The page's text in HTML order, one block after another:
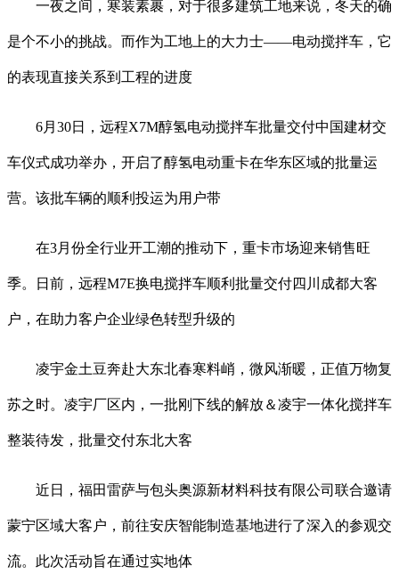
一夜之间，寒装素裹，对于很多建筑工地来说，冬天的确
是个不小的挑战。而作为工地上的大力士——电动搅拌车，它
的表现直接关系到工程的进度
6月30日，远程X7M醇氢电动搅拌车批量交付中国建材交
车仪式成功举办，开启了醇氢电动重卡在华东区域的批量运
营。该批车辆的顺利投运为用户带
在3月份全行业开工潮的推动下，重卡市场迎来销售旺
季。日前，远程M7E换电搅拌车顺利批量交付四川成都大客
户，在助力客户企业绿色转型升级的
凌宇金土豆奔赴大东北春寒料峭，微风渐暖，正值万物复
苏之时。凌宇厂区内，一批刚下线的解放＆凌宇一体化搅拌车
整装待发，批量交付东北大客
近日，福田雷萨与包头奥源新材料科技有限公司联合邀请
蒙宁区域大客户，前往安庆智能制造基地进行了深入的参观交
流。此次活动旨在通过实地体